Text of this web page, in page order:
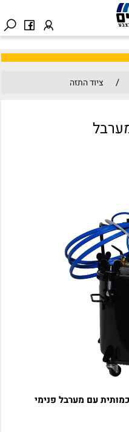
/ ציוד התזה
להתזה כמותית עם מערבל פנימי